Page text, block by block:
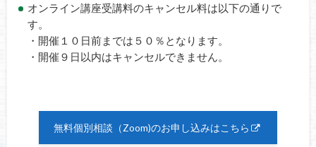
オンライン講座受講料のキャンセル料は以下の通りで
す。
・開催１０日前までは５０％となります。
・開催９日以内はキャンセルできません。
無料個別相談（Zoom)のお申し込みはこちら